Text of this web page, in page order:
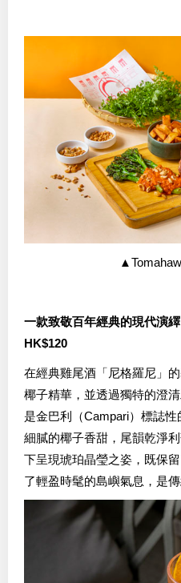
一款致敬百年經典的現代演
HK$120
在經典雞尾酒「尼格羅尼」
椰子精華，並透過獨特的澄
是金巴利（Campari）標誌
細膩的椰子香甜，尾韻乾淨
下呈現琥珀晶瑩之姿，既保
了輕盈時髦的島嶼氣息，是